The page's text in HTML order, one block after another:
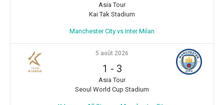
Asia Tour
Kai Tak Stadium
Manchester City vs Inter Milan
5 août 2026
1 - 3
Asia Tour
Seoul World Cup Stadium